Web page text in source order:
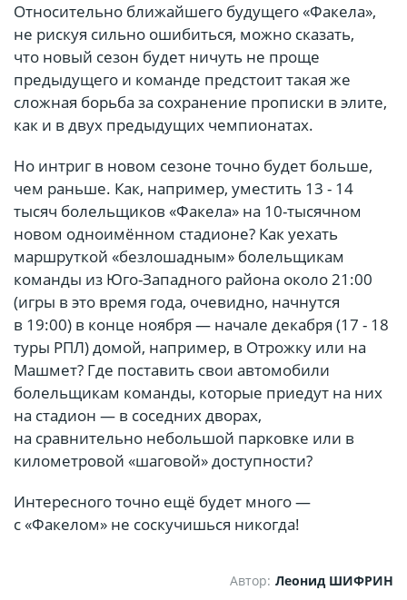
Относительно ближайшего будущего «Факела»,
не рискуя сильно ошибиться, можно сказать,
что новый сезон будет ничуть не проще
предыдущего и команде предстоит такая же
сложная борьба за сохранение прописки в элите,
как и в двух предыдущих чемпионатах.
Но интриг в новом сезоне точно будет больше,
чем раньше. Как, например, уместить 13 - 14
тысяч болельщиков «Факела» на 10-тысячном
новом одноимённом стадионе? Как уехать
маршруткой «безлошадным» болельщикам
команды из Юго-Западного района около 21:00
(игры в это время года, очевидно, начнутся
в 19:00) в конце ноября — начале декабря (17 - 18
туры РПЛ) домой, например, в Отрожку или на
Машмет? Где поставить свои автомобили
болельщикам команды, которые приедут на них
на стадион — в соседних дворах,
на сравнительно небольшой парковке или в
километровой «шаговой» доступности?
Интересного точно ещё будет много —
с «Факелом» не соскучишься никогда!
Автор: Леонид ШИФРИН